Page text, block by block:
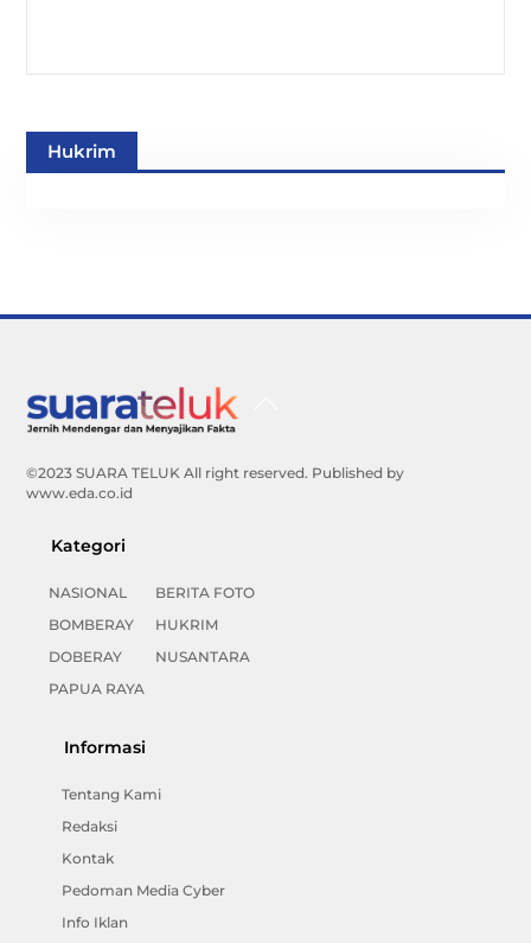
Hukrim
©2023 SUARA TELUK All right reserved. Published by
www.eda.co.id
Kategori
NASIONAL
BOMBERAY
DOBERAY
PAPUA RAYA
BERITA FOTO
HUKRIM
NUSANTARA
Informasi
Tentang Kami
Redaksi
Kontak
Pedoman Media Cyber
Info Iklan